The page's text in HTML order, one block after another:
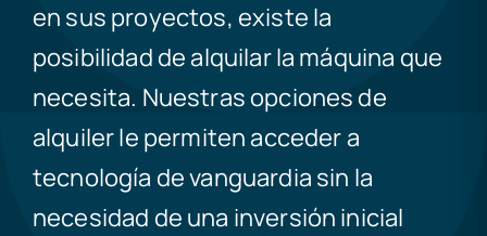
en sus proyectos, existe la
posibilidad de alquilar la máquina que
necesita. Nuestras opciones de
alquiler le permiten acceder a
tecnología de vanguardia sin la
necesidad de una inversión inicial